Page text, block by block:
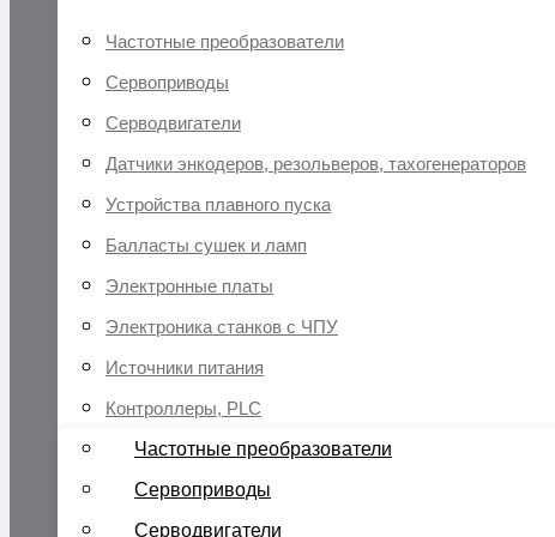
Частотные преобразователи
Сервоприводы
Серводвигатели
Датчики энкодеров, резольверов, тахогенераторов
Устройства плавного пуска
Балласты сушек и ламп
Электронные платы
Электроника станков с ЧПУ
Источники питания
Контроллеры, PLC
Частотные преобразователи
Сервоприводы
Серводвигатели